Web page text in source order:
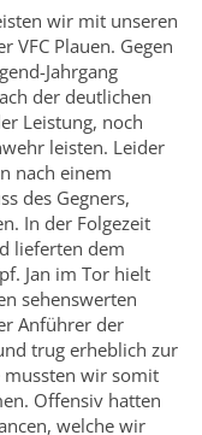
wir mit unseren
VFC Plauen. Gegen
Jahrgang
der deutlichen
Leistung, noch
leisten. Leider
nach einem
des Gegners,
In der Folgezeit
lieferten dem
Jan im Tor hielt
sehenswerten
Anführer der
trug erheblich zur
mussten wir somit
Offensiv hatten
welche wir